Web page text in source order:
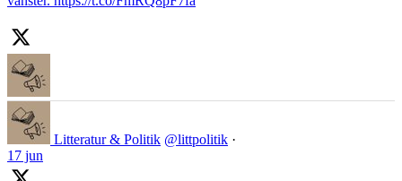
Litteratur & Politik @littpolitik ·
17 jun